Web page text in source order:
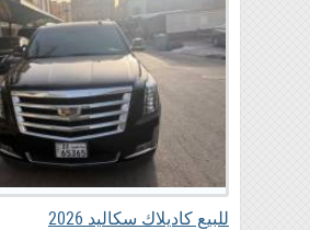
للبيع كاديلاك سكاليد 2026